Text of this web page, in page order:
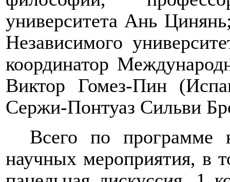
университета Ань
Независимого
координатор
Виктор Гомез-Пин
Сержи-Понтуаз Сильви
Всего по программе
научных мероприятия, в